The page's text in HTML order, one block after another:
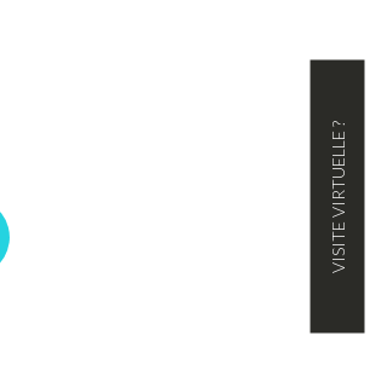
VISITE VIRTUELLE ?